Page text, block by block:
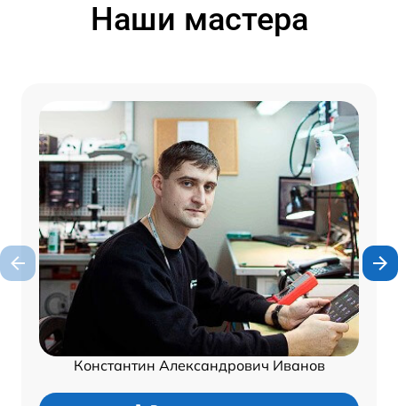
Наши мастера
Константин Александрович Иванов